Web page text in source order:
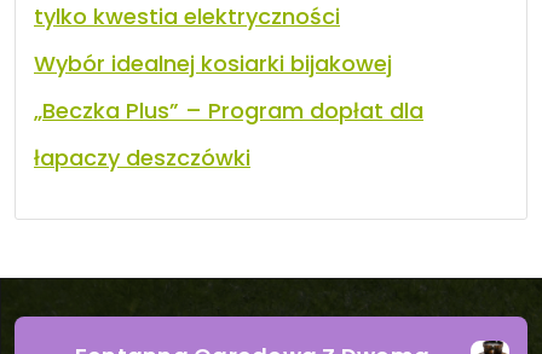
tylko kwestia elektryczności
Wybór idealnej kosiarki bijakowej
„Beczka Plus” – Program dopłat dla
łapaczy deszczówki